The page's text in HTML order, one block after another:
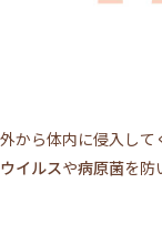
外から体内に侵入して
ウイルスや病原菌を防